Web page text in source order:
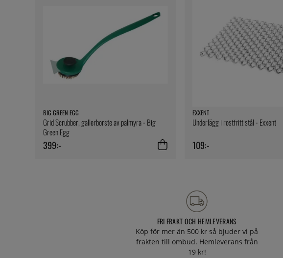
BIG GREEN EGG
Grid Scrubber, gallerborste av palmyra - Big
Green Egg
399:-
EXXENT
Underlägg i rostfritt stål - Exxent
109:-
FRI FRAKT OCH HEMLEVERANS
Köp för mer än 500 kr så bjuder vi på
frakten till ombud. Hemleverans från
19 kr!